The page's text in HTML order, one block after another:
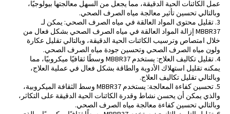
عمل الكائنات الحية الدقيقة، مما يجعل من السهل معالجتها بيولوجيًا،
وبالتالي تحسين تأثير معالجة مياه الصرف الصحي.
3. تقليل محتوى المواد العالقة في مياه الصرف الصحي: يمكن لـ
MBBR37 إزالة المواد العالقة في مياه الصرف الصحي بشكل فعال من
خلال امتصاص وترسيب الكائنات الحية الدقيقة، وبالتالي تقليل عكارة
ولون مياه الصرف الصحي وتحسين جودة مياه الصرف الصحي.
4. تقليل تكاليف العلاج: يستخدم MBBR37 وسطًا ثقافيًا ميكروبيًا، مما
يمكنه تقليل استهلاك الأدوية والطاقة بشكل فعال في عملية العلاج،
وبالتالي تقليل تكاليف العلاج.
5. تحسين كفاءة المعالجة: يستخدم MBBR37 وسط الثقافة الميكروبية،
والذي يمكن أن يحسن نشاط وقدرة الكائنات الحية الدقيقة على التكاثر،
وبالتالي تحسين كفاءة معالجة مياه الصرف الصحي.